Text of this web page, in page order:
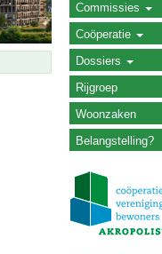
Commissies
Coöperatie
Dossiers
Rijgroep
Woonzaken
Belangstelling?